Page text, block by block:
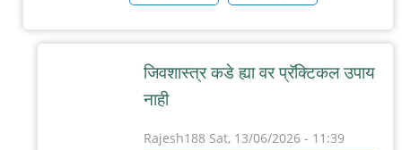
जिवशास्त्र कडे ह्या वर प्रॅक्टिकल उपाय
नाही
Rajesh188 Sat, 13/06/2026 - 11:39